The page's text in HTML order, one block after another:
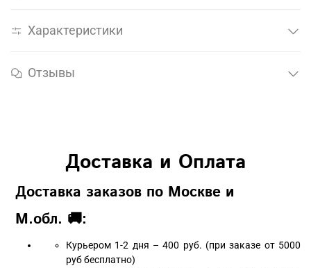
Характеристики
Отзывы
Доставка и Оплата
Доставка заказов по Москве и
М.обл. 🚚:
Курьером 1-2 дня – 400 руб. (при заказе от 5000
руб бесплатно)